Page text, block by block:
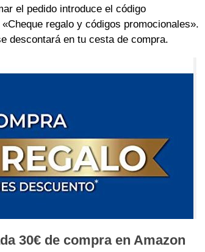
el pedido introduce el código
regalo y códigos promocionales».
descontará en tu cesta de compra.
30€ de compra en Amazon